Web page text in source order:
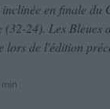
inclinée en finale du
24). Les Bleues
lors de l'édition
min